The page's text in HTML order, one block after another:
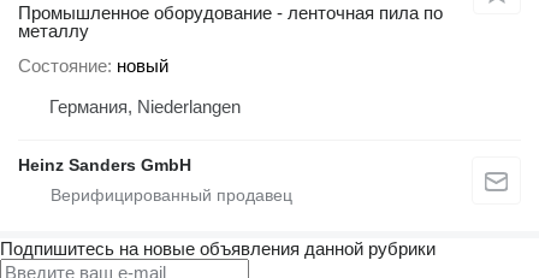
Промышленное оборудование - ленточная пила по
металлу
Состояние новый
Германия, Niederlangen
Heinz Sanders GmbH
Подпишитесь на новые объявления данной рубрики